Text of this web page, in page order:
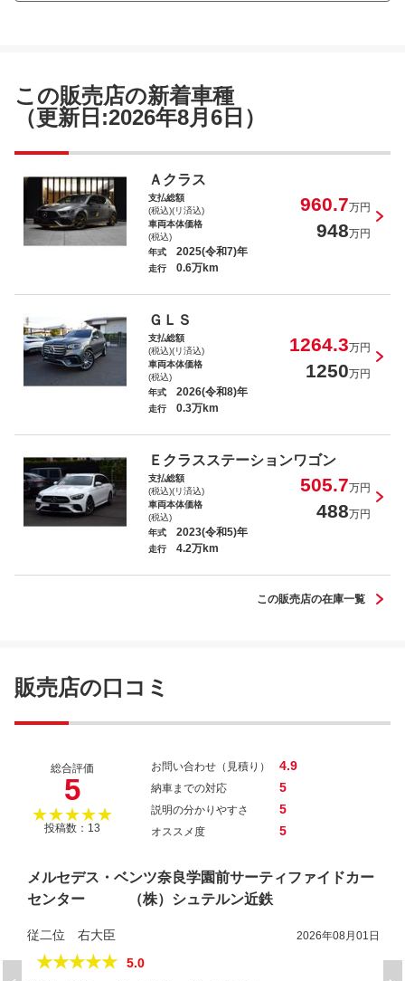
メルセデスＡＭＧ ＧＴ ４３ クーペ
ン エクスクルーシブ
Ｍ・ベンツ ＣＬＡ２００ｄ ＡＭＧライ
ブレークＡＭＧラインＰ
この販売店の新着車種
（更新日:2026年8月6日）
Ａクラス
支払総額
(税込)(リ済込)
960.7万円
車両本体価格
(税込)
948万円
年式 2025(令和7)年
走行 0.6万km
ＧＬＳ
支払総額
(税込)(リ済込)
1264.3万円
車両本体価格
(税込)
1250万円
年式 2026(令和8)年
走行 0.3万km
Ｅクラスステーションワゴン
支払総額
(税込)(リ済込)
505.7万円
車両本体価格
(税込)
488万円
年式 2023(令和5)年
走行 4.2万km
この販売店の在庫一覧
販売店の口コミ
総合評価
5
★★★★★
投稿数：13
お問い合わせ（見積り） 4.9
納車までの対応 5
説明の分かりやすさ 5
オススメ度 5
メルセデス・ベンツ奈良学園前サーティファイドカー
センター （株）シュテルン近鉄
従二位 右大臣 2026年08月01日
★★★★★
5.0